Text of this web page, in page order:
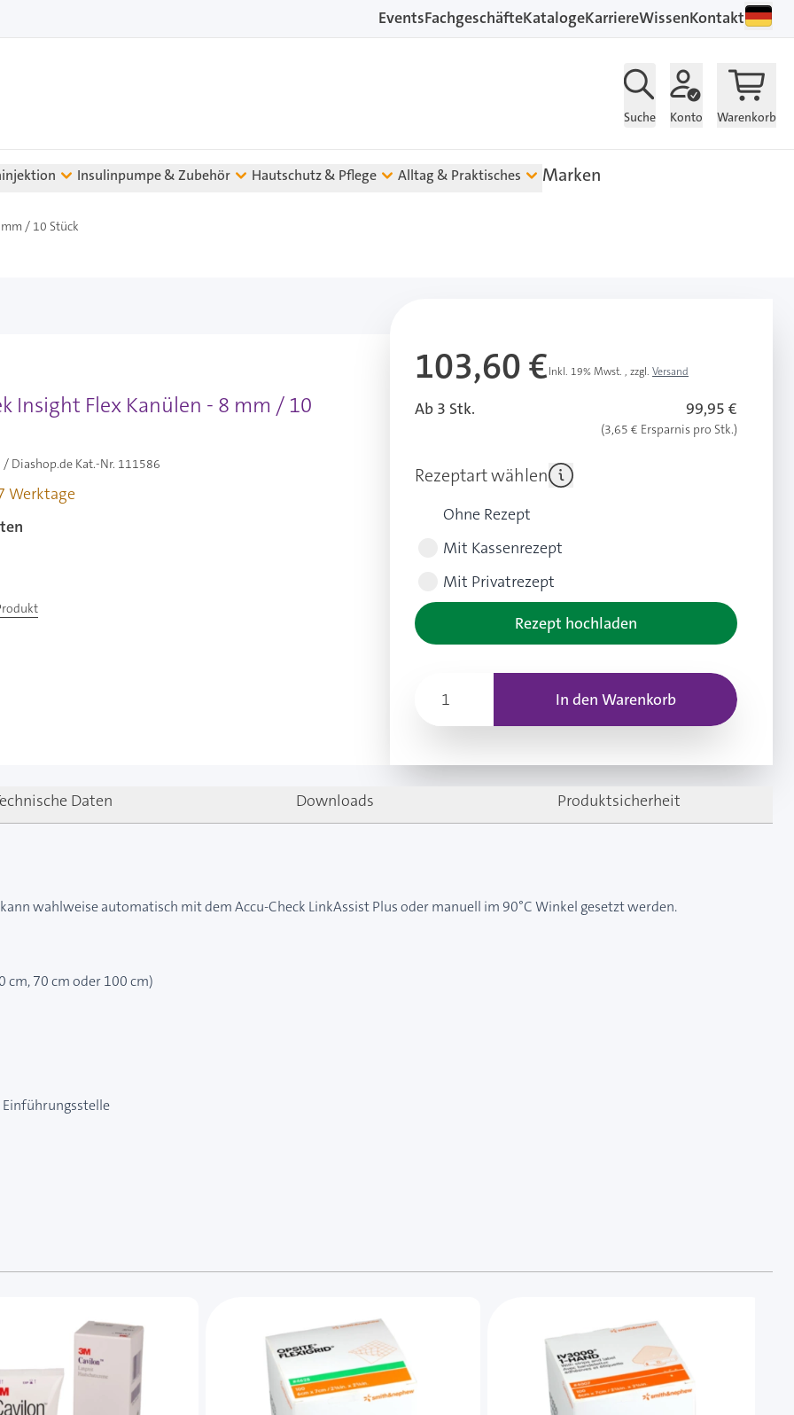
EventsFachgeschäfteKatalogeKarriereWissenKontakt
Suche Konto Warenkorb
Insulinpumpe & Zubehör Hautschutz & Pflege Alltag & Praktisches Marken
/ 10 Stück
Insight Flex Kanülen - 8 mm / 10
Diashop.de Kat.-Nr. 111586
Werktage
103,60 €Inkl. 19% Mwst. , zzgl. Versand
Ab 3 Stk. 99,95 €
(3,65 € Ersparnis pro Stk.)
Rezeptart wählen
Ohne Rezept
Mit Kassenrezept
Mit Privatrezept
Rezept hochladen
In den Warenkorb
Daten Downloads Produktsicherheit
wahlweise automatisch mit dem Accu-Check LinkAssist Plus oder manuell im 90°C Winkel gesetzt werden.
cm, 70 cm oder 100 cm)
Einführungsstelle